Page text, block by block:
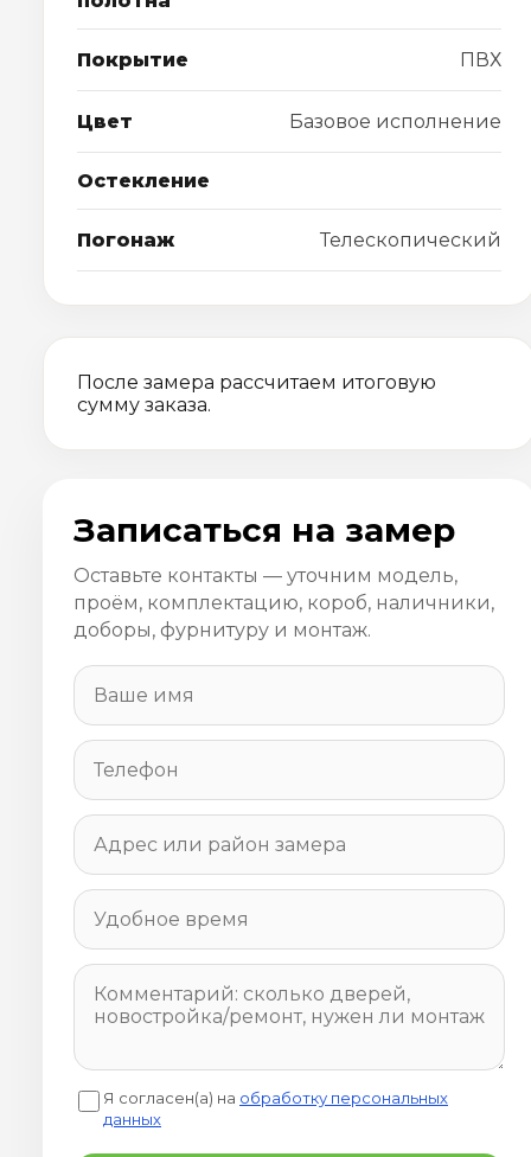
Покрытие ПВХ
Цвет Базовое исполнение
Остекление
Погонаж Телескопический
После замера рассчитаем итоговую
сумму заказа.
Записаться на замер
Оставьте контакты — уточним модель,
проём, комплектацию, короб, наличники,
доборы, фурнитуру и монтаж.
Я согласен(а) на обработку персональных
данных